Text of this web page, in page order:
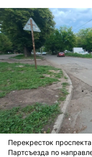
Перекресток
Партсъезда по